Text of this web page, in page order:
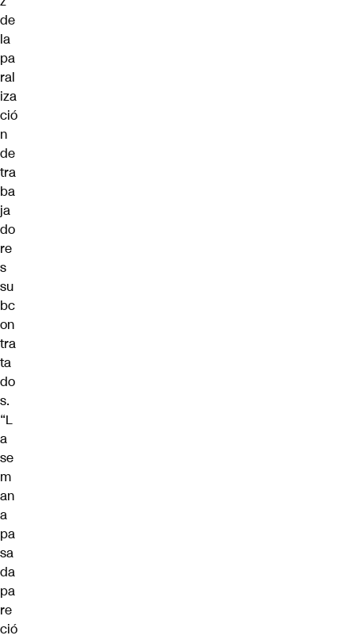
de
la
pa
ral
iza
ció
n
de
tra
ba
ja
do
re
s
su
bc
on
tra
ta
do
s.
“L
a
se
m
an
a
pa
sa
da
pa
re
ció